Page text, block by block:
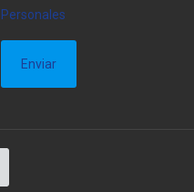
Personales